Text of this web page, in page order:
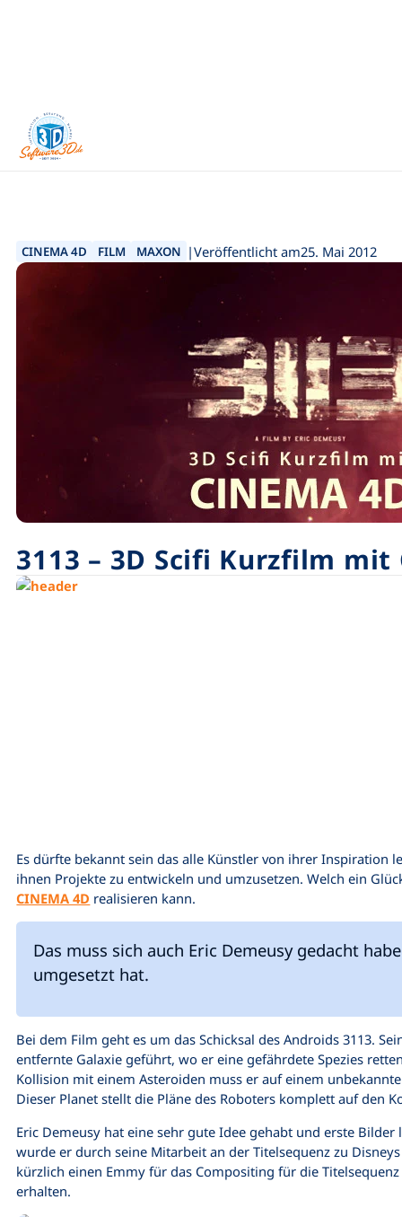
Home 3D News
CINEMA 4D FILM MAXON |Veröffentlicht am25. Mai 2012
3113 – 3D Scifi Kurzfilm mit
Es dürfte bekannt sein das alle Künstler von ihrer Inspiration
ihnen Projekte zu entwickeln und umzusetzen. Welch ein
CINEMA 4D realisieren kann.
Das muss sich auch Eric Demeusy gedacht
umgesetzt hat.
Bei dem Film geht es um das Schicksal des Androids 3113.
entfernte Galaxie geführt, wo er eine gefährdete Spezies
Kollision mit einem Asteroiden muss er auf einem
Dieser Planet stellt die Pläne des Roboters komplett auf den
Eric Demeusy hat eine sehr gute Idee gehabt und erste
wurde er durch seine Mitarbeit an der Titelsequenz zu
kürzlich einen Emmy für das Compositing für die
erhalten.